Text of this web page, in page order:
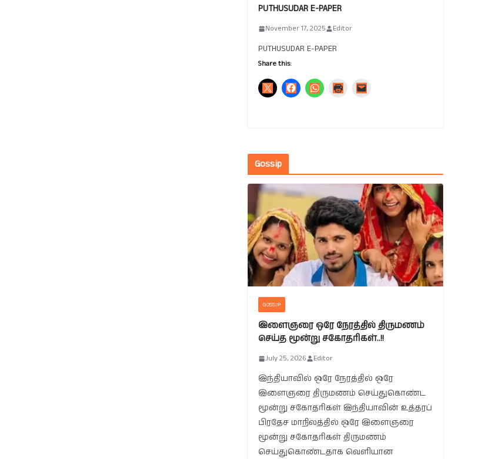
PUTHUSUDAR E-PAPER
November 17, 2025 Editor
PUTHUSUDAR E-PAPER
Share this:
Gossip
GOSSIP
இளைஞரை ஒரே நேரத்தில் திருமணம்
செய்த மூன்று சகோதரிகள்..!!
July 25, 2026 Editor
இந்தியாவில் ஒரே நேரத்தில் ஒரே
இளைஞரை திருமணம் செய்துகொண்ட
மூன்று சகோதரிகள் இந்தியாவின் உத்தரப்
பிரதேச மாநிலத்தில் ஒரே இளைஞரை
மூன்று சகோதரிகள் திருமணம்
செய்துகொண்டதாக வெளியான